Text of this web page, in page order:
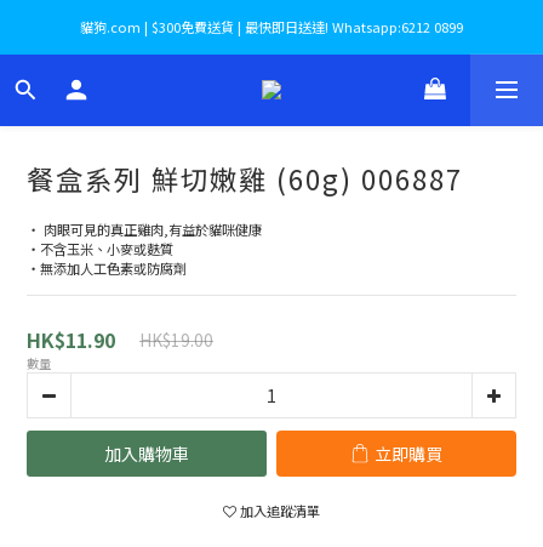
貓狗.com | $300免費送貨 | 最快即日送達! Whatsapp:6212 0899
餐盒系列 鮮切嫩雞 (60g) 006887
‧ 肉眼可見的真正雞肉,有益於貓咪健康
‧不含玉米、小麥或麩質
‧無添加人工色素或防腐劑
HK$11.90 HK$19.00
數量
加入購物車 立即購買
加入追蹤清單